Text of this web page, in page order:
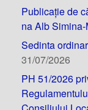
Publicație de
na Alb
Sedinta
31/07/2026
PH 51/2026